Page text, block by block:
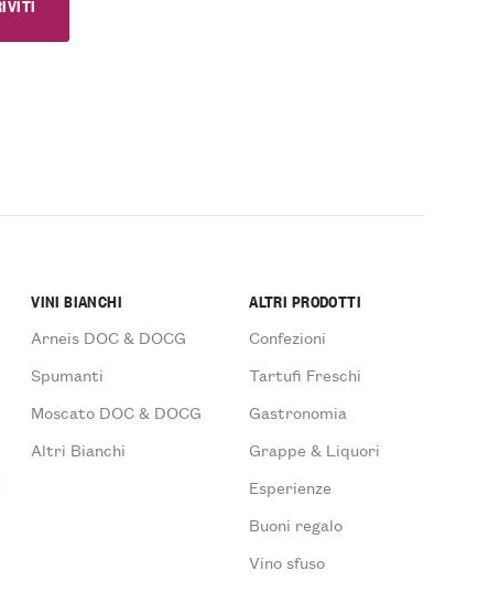
VINI BIANCHI
Arneis DOC & DOCG
Spumanti
Moscato DOC & DOCG
Altri Bianchi
ALTRI PRODOTTI
Confezioni
Tartufi Freschi
Gastronomia
Grappe & Liquori
Esperienze
Buoni regalo
Vino sfuso